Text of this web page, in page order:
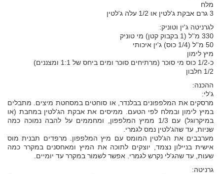
מלח
3 גרם אבקת ג'לטין או 1/2 עלה ג'לטין
לגרניטה ג'ין וטוניק:
330 מ''ל (1 בקבוק קטן) מי טוניק
50 מ''ל (1/4 כוס) ג'ין איכותי
מיץ לימון
כ-1/2 כוס מי סוכר (מרתיחים סוכר ומים ביחס של 1:1 ומצננים)
1/2 חלבון
ההכנה:
ג'לי:
מרסקים את המלפפונים בבלנדר, או סוחטים במסחטת מיצים. מתבלים
במיץ לימון ובמלח לפי הטעם. ממיסים את אבקת הג'לטין במחבת (או
במיקרוגל) עם 1/3 ממיץ המלפפון, ומחממים על להבה נמוכה כמה
שניות, עד שהג'לטין נמס לגמרי.
מערבבים את הג'לטין המומס עם מיץ המלפפון. מרפדים תבנית מוס
אישית בניילון נצמד, יוצקים לתוכה את המיץ ומאחסנים במקרר כמה
שעות, עד שהג'לי נקרש לגמרי. אפשר לשמור במקרר עד יומיים.
גרניטה: